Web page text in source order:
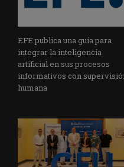
EFE publica una guía para
integrar la inteligencia
artificial en sus procesos
informativos con
humana